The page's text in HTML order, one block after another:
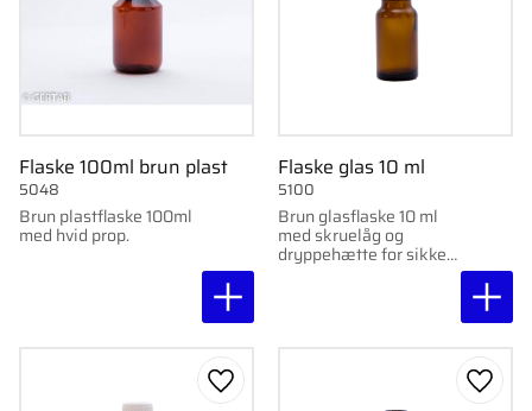
Flaske 100ml brun plast
Brun plastflaske 100ml
med hvid prop.
5048
Flaske glas 10 ml
Brun glasflaske 10 ml
med skruelåg og
dryppehætte for sikker
opbevaring og nøjagtig
5100
Gem som favorit Gem